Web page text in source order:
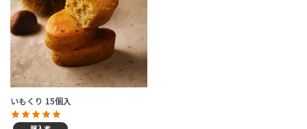
いもくり 15個入